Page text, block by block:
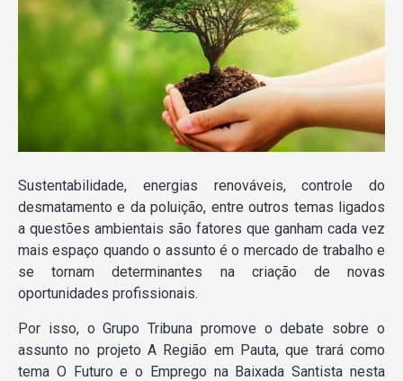
Sustentabilidade, energias renováveis, controle do
desmatamento e da poluição, entre outros temas ligados
a questões ambientais são fatores que ganham cada vez
mais espaço quando o assunto é o mercado de trabalho e
se tornam determinantes na criação de novas
oportunidades profissionais.
Por isso, o Grupo Tribuna promove o debate sobre o
assunto no projeto A Região em Pauta, que trará como
tema O Futuro e o Emprego na Baixada Santista nesta